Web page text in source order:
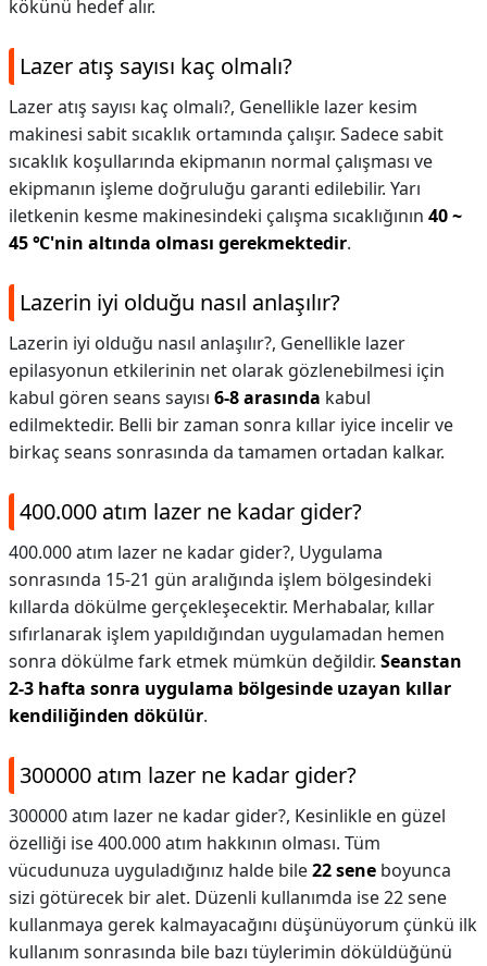
kökünü hedef alır.
Lazer atış sayısı kaç olmalı?
Lazer atış sayısı kaç olmalı?, Genellikle lazer kesim
makinesi sabit sıcaklık ortamında çalışır. Sadece sabit
sıcaklık koşullarında ekipmanın normal çalışması ve
ekipmanın işleme doğruluğu garanti edilebilir. Yarı
iletkenin kesme makinesindeki çalışma sıcaklığının 40 ~
45 ℃'nin altında olması gerekmektedir.
Lazerin iyi olduğu nasıl anlaşılır?
Lazerin iyi olduğu nasıl anlaşılır?, Genellikle lazer
epilasyonun etkilerinin net olarak gözlenebilmesi için
kabul gören seans sayısı 6-8 arasında kabul
edilmektedir. Belli bir zaman sonra kıllar iyice incelir ve
birkaç seans sonrasında da tamamen ortadan kalkar.
400.000 atım lazer ne kadar gider?
400.000 atım lazer ne kadar gider?, Uygulama
sonrasında 15-21 gün aralığında işlem bölgesindeki
kıllarda dökülme gerçekleşecektir. Merhabalar, kıllar
sıfırlanarak işlem yapıldığından uygulamadan hemen
sonra dökülme fark etmek mümkün değildir. Seanstan
2-3 hafta sonra uygulama bölgesinde uzayan kıllar
kendiliğinden dökülür.
300000 atım lazer ne kadar gider?
300000 atım lazer ne kadar gider?, Kesinlikle en güzel
özelliği ise 400.000 atım hakkının olması. Tüm
vücudunuza uyguladığınız halde bile22 sene boyunca
sizi götürecek bir alet. Düzenli kullanımda ise 22 sene
kullanmaya gerek kalmayacağını düşünüyorum çünkü ilk
kullanım sonrasında bile bazı tüylerimin döküldüğünü